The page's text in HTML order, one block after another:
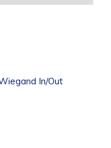
In/Out